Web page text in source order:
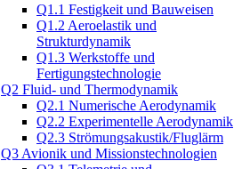
Q1.1 Festigkeit und Bauweisen
Q1.2 Aeroelastik und
Strukturdynamik
Q1.3 Werkstoffe und
Fertigungstechnologie
Q2 Fluid- und Thermodynamik
Q2.1 Numerische Aerodynamik
Q2.2 Experimentelle Aerodynamik
Q2.3 Strömungsakustik/Fluglärm
Q3 Avionik und Missionstechnologien